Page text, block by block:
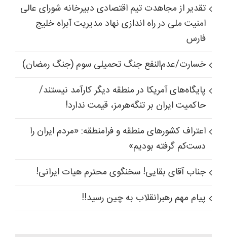
تقدیر از مجاهدت تیم اقتصادی دبیرخانه شورای عالی
امنیت ملی در راه اندازی نهاد مدیریت آبراه خلیج
فارس
خسارت/عدم‌النفع جنگ تحمیلی سوم (جنگ رمضان)
پایگاه‌های آمریکا در منطقه دیگر کارآمد نیستند/
حاکمیت ایران بر تنگه‌هرمز، قیمت ندارد!
اعتراف کشورهای منطقه و فرامنطقه: «مردم ایران را
دست‌کم گرفته بودیم»
جناب آقای بقایی! سخنگوی محترم هیات ایرانی!
پیام مهم رهبرانقلاب به چین رسید!!